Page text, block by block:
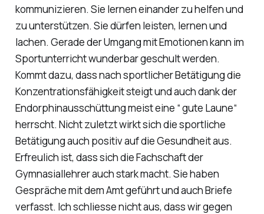
kommunizieren. Sie lernen einander zu helfen und
zu unterstützen. Sie dürfen leisten, lernen und
lachen. Gerade der Umgang mit Emotionen kann im
Sportunterricht wunderbar geschult werden.
Kommt dazu, dass nach sportlicher Betätigung die
Konzentrationsfähigkeit steigt und auch dank der
Endorphinausschüttung meist eine “ gute Laune“
herrscht. Nicht zuletzt wirkt sich die sportliche
Betätigung auch positiv auf die Gesundheit aus.
Erfreulich ist, dass sich die Fachschaft der
Gymnasiallehrer auch stark macht. Sie haben
Gespräche mit dem Amt geführt und auch Briefe
verfasst. Ich schliesse nicht aus, dass wir gegen